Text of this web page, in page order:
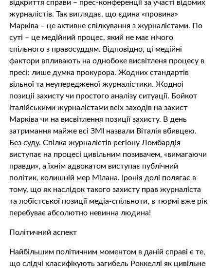
відкриття справи – прес-конференції за участі відомих
журналістів. Так виглядає, що єдина «провина»
Марківа – це активне спілкування з журналістами. По
суті – це медійний процес, який не має нічого
спільного з правосуддям. Відповідно, ці медійні
фактори впливають на однобоке висвітленя процесу в
пресі: лише думка прокурора. Жодних стандартів
вільної та неупередженої журналістики. Жодноі
позиціі захисту чи простого аналізу ситуації. Бойкот
італійськими журналістами всіх заходів на захист
Марківа чи на висвітлення позиції захисту. В день
затримання майже всі ЗМІ назвали Віталія вбивцею.
Без суду. Спілка журналістів регіону Ломбардія
виступає на процесі цивільним позивачем, «вимагаючи
правди», а їхнім адвокатом виступає публічний
політик, колишній мер Мілана. Іронія долі полягає в
тому, що як наслідок такого захисту прав журналіста
та лобістської позиції медіа-спільноти, в тюрмі вже рік
перебуває абсолютно невинна людина!
Політичний аспект
Найбільшим політичним моментом в даній справі є те,
що слідчі класифікують загибель Роккеллі як цивільне